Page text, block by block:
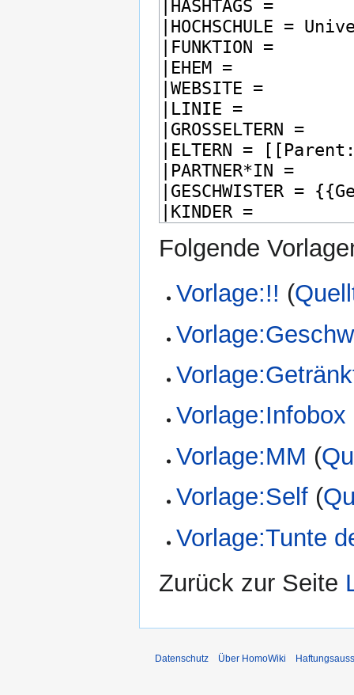
Folgende
Vorlage:!! (
Vorlage:Infobox
Vorlage:MM (
Vorlage:Self (
Vorlage:Tunte
Zurück zur Seite
Datenschutz Über HomoWiki